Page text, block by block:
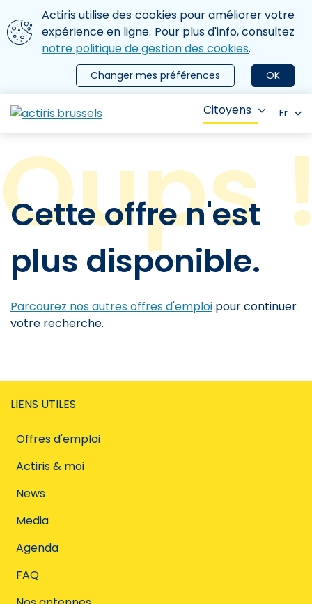
Aller au contenu principal
Nous utilisons des cookies
Actiris utilise des cookies pour améliorer votre
expérience en ligne. Pour plus d'info, consultez
notre politique de gestion des cookies.
OK
Changer mes préférences
le menu
Citoyens Fr
Cette offre n'est
plus disponible.
Parcourez nos autres offres d'emploi pour continuer
votre recherche.
LIENS UTILES
Offres d'emploi
Actiris & moi
News
Media
Agenda
FAQ